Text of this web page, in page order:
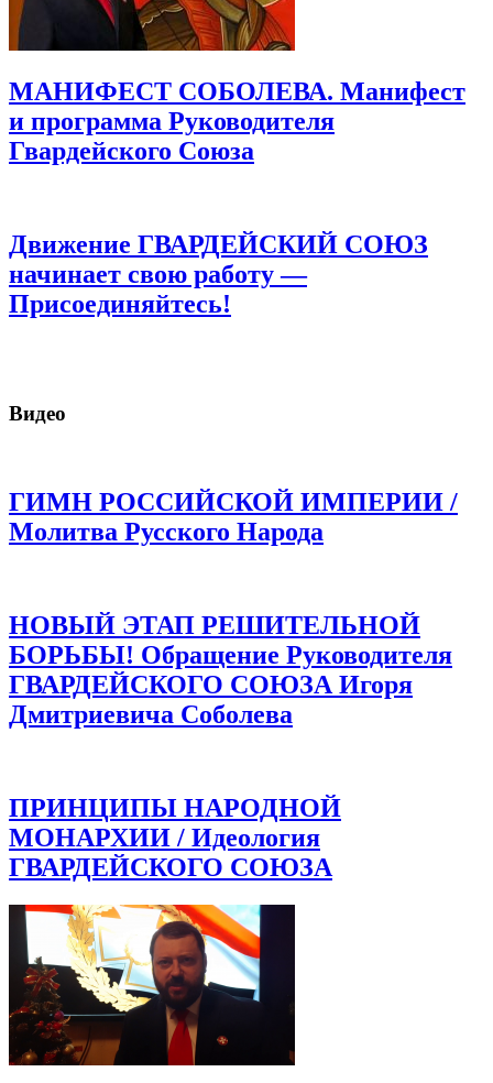
МАНИФЕСТ СОБОЛЕВА. Манифест
и программа Руководителя
Гвардейского Союза
Движение ГВАРДЕЙСКИЙ СОЮЗ
начинает свою работу —
Присоединяйтесь!
Видео
ГИМН РОССИЙСКОЙ ИМПЕРИИ /
Молитва Русского Народа
НОВЫЙ ЭТАП РЕШИТЕЛЬНОЙ
БОРЬБЫ! Обращение Руководителя
ГВАРДЕЙСКОГО СОЮЗА Игоря
Дмитриевича Соболева
ПРИНЦИПЫ НАРОДНОЙ
МОНАРХИИ / Идеология
ГВАРДЕЙСКОГО СОЮЗА